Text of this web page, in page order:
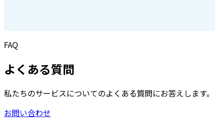
FAQ
よくある質問
私たちのサービスについてのよくある質問にお答えします。
お問い合わせ